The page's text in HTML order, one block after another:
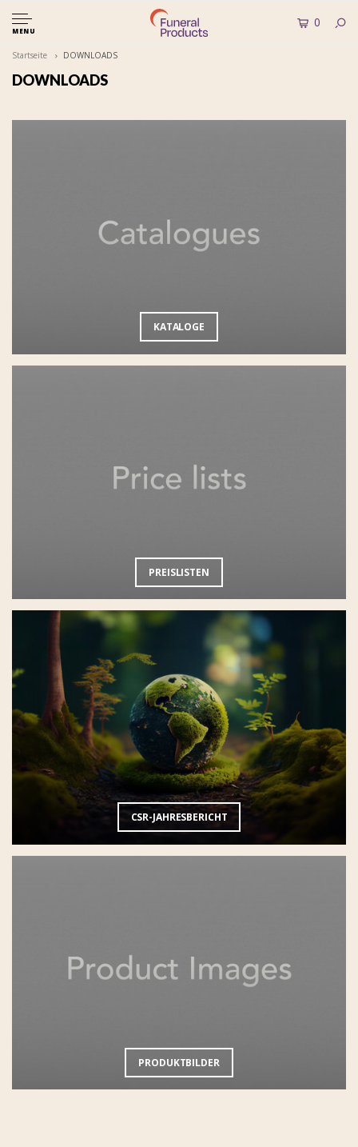
MENU
0
Startseite DOWNLOADS
DOWNLOADS
KATALOGE
PREISLISTEN
CSR-JAHRESBERICHT
PRODUKTBILDER